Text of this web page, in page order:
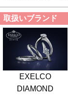
取扱いブランド
EXELCO
DIAMOND